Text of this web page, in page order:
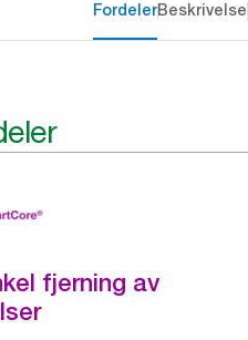
FordelerBeskrivelse
fjerning av